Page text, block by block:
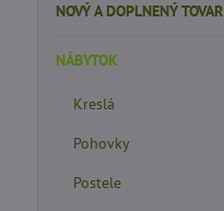
NOVÝ A DOPLNENÝ TOVAR
NÁBYTOK
Kreslá
Pohovky
Postele